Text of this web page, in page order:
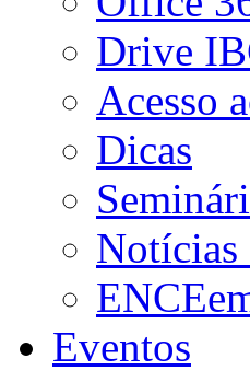
Drive
Acesso
Dicas
Notícias
Eventos